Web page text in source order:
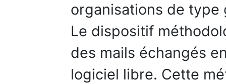
organisations de type
Le dispositif
des mails échangés
logiciel libre. Cette